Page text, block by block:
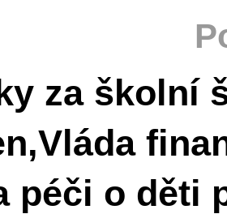
za školní
péči o děti